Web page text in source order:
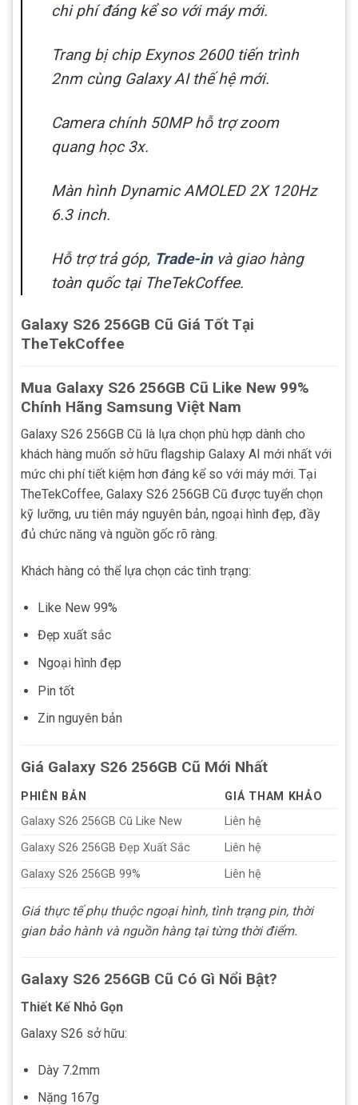
chi phí đáng kể so với máy mới.
Trang bị chip Exynos 2600 tiến trình
2nm cùng Galaxy AI thế hệ mới.
Camera chính 50MP hỗ trợ zoom
quang học 3x.
Màn hình Dynamic AMOLED 2X 120Hz
6.3 inch.
Hỗ trợ trả góp, Trade-invà giao hàng
toàn quốc tại TheTekCoffee.
Galaxy S26 256GB Cũ Giá Tốt Tại
TheTekCoffee
Mua Galaxy S26 256GB Cũ Like New 99%
Chính Hãng Samsung Việt Nam
Galaxy S26 256GB Cũ là lựa chọn phù hợp dành cho
khách hàng muốn sở hữu flagship Galaxy AI mới nhất với
mức chi phí tiết kiệm hơn đáng kể so với máy mới. Tại
TheTekCoffee, Galaxy S26 256GB Cũ được tuyển chọn
kỹ lưỡng, ưu tiên máy nguyên bản, ngoại hình đẹp, đầy
đủ chức năng và nguồn gốc rõ ràng.
Khách hàng có thể lựa chọn các tình trạng:
Like New 99%
Đẹp xuất sắc
Ngoại hình đẹp
Pin tốt
Zin nguyên bản
Giá Galaxy S26 256GB Cũ Mới Nhất
PHIÊN BẢN
GIÁ THAM KHẢO
Galaxy S26 256GB Cũ Like New
Liên hệ
Galaxy S26 256GB Đẹp Xuất Sắc
Liên hệ
Galaxy S26 256GB 99%
Liên hệ
Giá thực tế phụ thuộc ngoại hình, tình trạng pin, thời
gian bảo hành và nguồn hàng tại từng thời điểm.
Galaxy S26 256GB Cũ Có Gì Nổi Bật?
Thiết Kế Nhỏ Gọn
Galaxy S26 sở hữu:
Dày 7.2mm
Nặng 167g